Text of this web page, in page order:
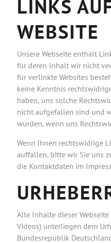
LINKS
WEBSITE
Unsere Webseite enthält
für deren Inhalt wir nicht
für verlinkte Websites
keine Kenntnis
haben, uns solche
nicht aufgefallen sind und
würden, wenn uns
Wenn Ihnen rechtswidrige
auffallen, bitte wir Sie uns
die Kontaktdaten im
Alle Inhalte dieser Webseite
Videos) unterliegen dem
Bundesrepublik